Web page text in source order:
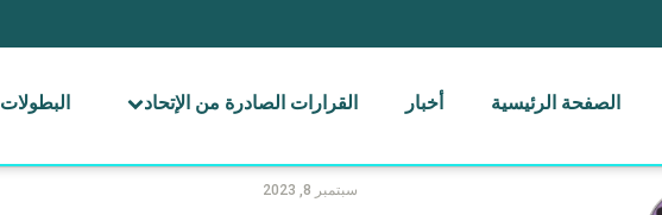
الصفحة الرئيسية أخبار القرارات الصادرة من الإتحاد البطولات
سبتمبر 8, 2023